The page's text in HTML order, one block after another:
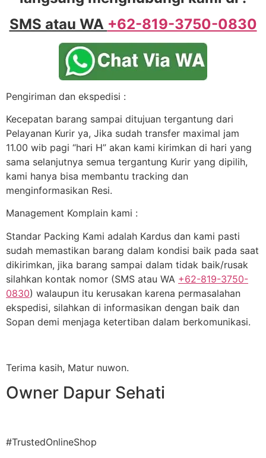
SMS atau WA +62-819-3750-0830
Pengiriman dan ekspedisi :
Kecepatan barang sampai ditujuan tergantung dari
Pelayanan Kurir ya, Jika sudah transfer maximal jam
11.00 wib pagi “hari H” akan kami kirimkan di hari yang
sama selanjutnya semua tergantung Kurir yang dipilih,
kami hanya bisa membantu tracking dan
menginformasikan Resi.
Management Komplain kami :
Standar Packing Kami adalah Kardus dan kami pasti
sudah memastikan barang dalam kondisi baik pada saat
dikirimkan, jika barang sampai dalam tidak baik/rusak
silahkan kontak nomor (SMS atau WA +62-819-3750-
0830) walaupun itu kerusakan karena permasalahan
ekspedisi, silahkan di informasikan dengan baik dan
Sopan demi menjaga ketertiban dalam berkomunikasi.
Terima kasih, Matur nuwon.
Owner Dapur Sehati
#TrustedOnlineShop